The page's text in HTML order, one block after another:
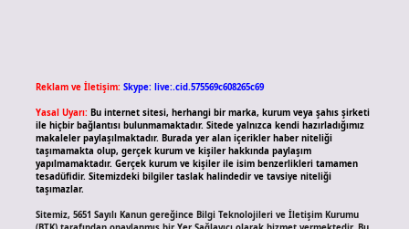
Reklam ve İletişim: Skype: live:.cid.575569c608265c69
Yasal Uyarı: Bu internet sitesi, herhangi bir marka, kurum veya şahıs şirketi
ile hiçbir bağlantısı bulunmamaktadır. Sitede yalnızca kendi hazırladığımız
makaleler paylaşılmaktadır. Burada yer alan içerikler haber niteliği
taşımamakta olup, gerçek kurum ve kişiler hakkında paylaşım
yapılmamaktadır. Gerçek kurum ve kişiler ile isim benzerlikleri tamamen
tesadüfidir. Sitemizdeki bilgiler taslak halindedir ve tavsiye niteliği
taşımazlar.
Sitemiz, 5651 Sayılı Kanun gereğince Bilgi Teknolojileri ve İletişim Kurumu